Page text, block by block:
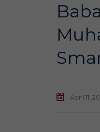
April 11,